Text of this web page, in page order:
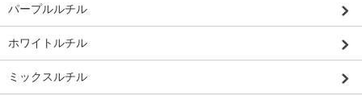
パープルルチル
ホワイトルチル
ミックスルチル